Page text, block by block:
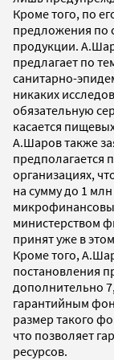
Кроме того, по
предложения по
продукции.
предлагает по
санитарно-
никаких
обязательную
касается
А.Шаров также
предполагается
организациях,
на сумму до 1
министерством
принят уже в
Кроме того,
постановления
дополнительно
гарантийным
размер такого
что позволяет
ресурсов.